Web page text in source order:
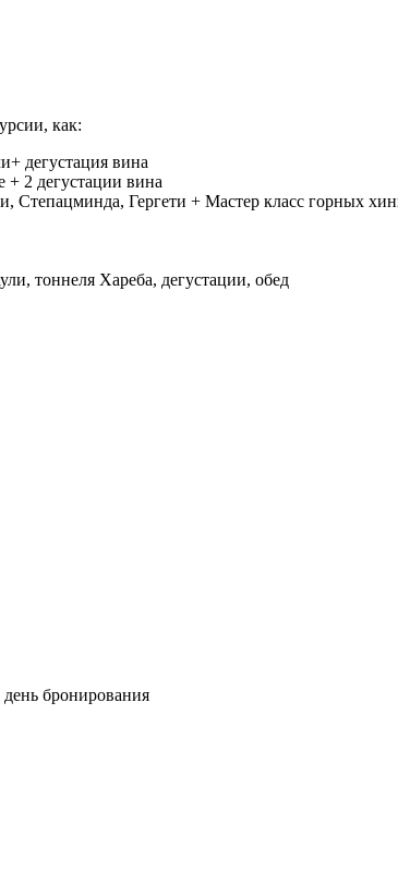
как:
дегустация вина
2 дегустации вина
Степацминда, Гергети + Мастер класс горных
тоннеля Хареба, дегустации, обед
день бронирования